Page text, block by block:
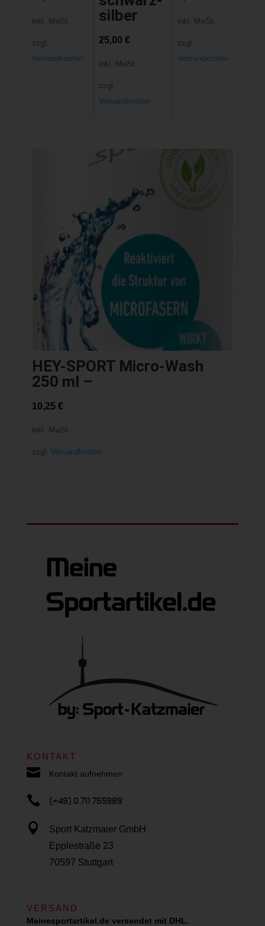
inkl. MwSt.
zzgl.
Versandkosten
silber
25,00 €
inkl. MwSt.
zzgl.
Versandkosten
inkl. MwSt.
zzgl.
Versandkosten
HEY-SPORT Micro-Wash
250 ml –
10,25 €
inkl. MwSt.
zzgl. Versandkosten
KONTAKT
 Kontakt aufnehmen
 (+49) 0 711 765989

Sport Katzmaier GmbH
Epplestraße 23
70597 Stuttgart
VERSAND
Meinesportartikel.de versendet mit DHL.